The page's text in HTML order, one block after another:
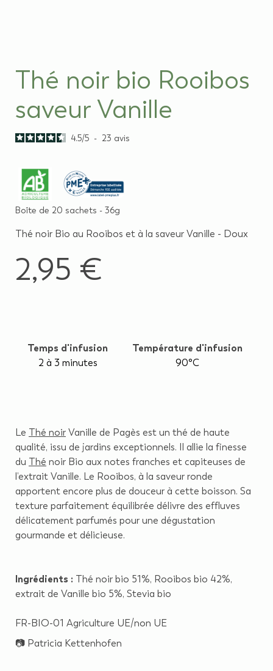
Le Thé noir Vanille de Pagès est un thé de haute
qualité, issu de jardins exceptionnels. Il allie la finesse
du Thé noir Bio aux notes franches et capiteuses de
l’extrait Vanille. Le Rooibos, à la saveur ronde
apportent encore plus de douceur à cette boisson. Sa
texture parfaitement équilibrée délivre des effluves
délicatement parfumés pour une dégustation
gourmande et délicieuse.
Ingrédients : Thé noir bio 51%, Rooibos bio 42%,
extrait de Vanille bio 5%, Stevia bio
FR-BIO-01 Agriculture UE/non UE
📷 Patricia Kettenhofen
Thé noir bio Rooibos
saveur Vanille
4.5/5 - 23 avis
Boîte de 20 sachets - 36g
Thé noir Bio au Rooibos et à la saveur Vanille - Doux
2,95 €
Temps d'infusion
2 à 3 minutes
Température d'infusion
90°C